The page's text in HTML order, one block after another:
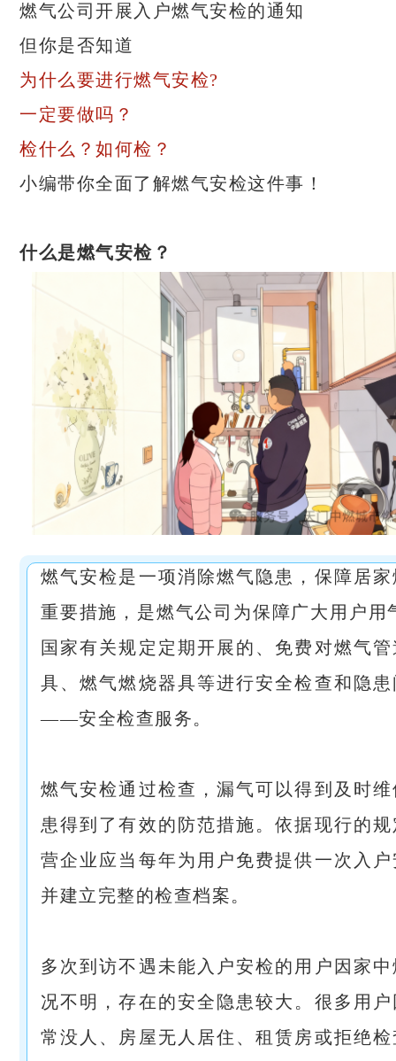
燃气公司开展入户燃气安检的通知
但你是否知道
为什么要进行燃气安检?
一定要做吗？
检什么？如何检？
小编带你全面了解燃气安检这件事！
什么是燃气安检？
燃气安检是一项消除燃气隐患，保障居
重要措施，是燃气公司为保障广大用户用
国家有关规定定期开展的、免费对燃气
具、燃气燃烧器具等进行安全检查和隐
——安全检查服务。
燃气安检通过检查，漏气可以得到及时
患得到了有效的防范措施。依据现行的
营企业应当每年为用户免费提供一次入
并建立完整的检查档案。
多次到访不遇未能入户安检的用户因家
况不明，存在的安全隐患较大。很多用
常没人、房屋无人居住、租赁房或拒绝